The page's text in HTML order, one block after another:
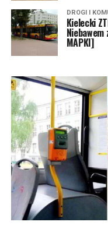
DROGI I
Kielecki
MAPKI]